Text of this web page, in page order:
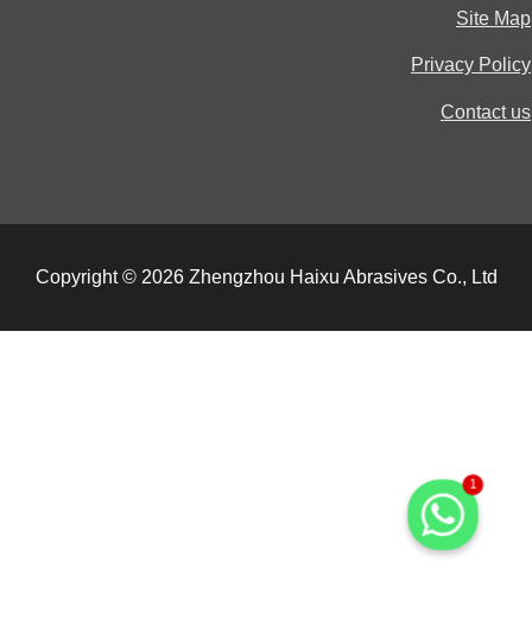
Site
Privacy
Contact
Copyright © 2026 Zhengzhou Haixu Abrasives Co., Ltd